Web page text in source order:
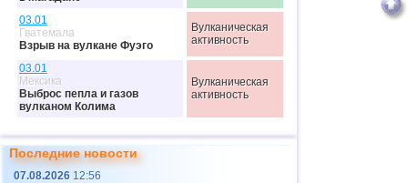
03.01
Гватемала
Взрыв на вулкане Фуэго
Вулканическая
активность
03.01
Мексика
Выброс пепла и газов
вулканом Колима
Вулканическая
активность
Крушение самолета в
шт.Кентукки
Последние новости
07.08.2026 12:56